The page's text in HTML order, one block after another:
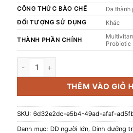
CÔNG THỨC BÀO CHẾ
Đa thành
ĐỐI TƯỢNG SỬ DỤNG
Khác
THÀNH PHẦN CHÍNH
Probiotic
Viên Tảo Xoắn Spirulina Spimate
THÊM VÀO GIỎ
SKU: 6d32e2dc-e5b4-49ad-afaf-
Danh mục: DD người lớn, Dinh dưỡng